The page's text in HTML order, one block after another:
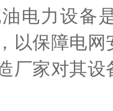
电力设备
以保障电
厂家对其